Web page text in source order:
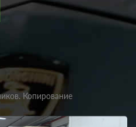
Копирование